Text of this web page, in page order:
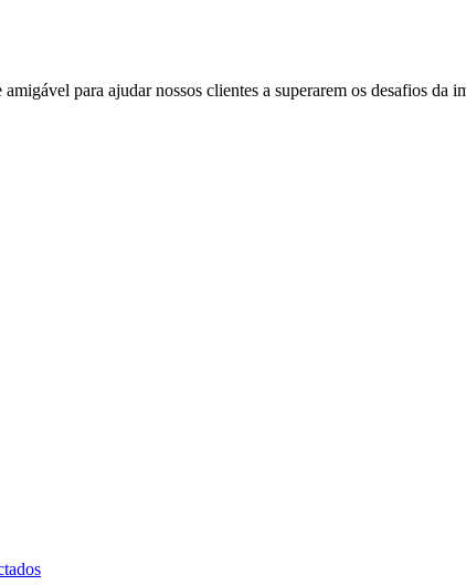
para ajudar nossos clientes a superarem os desafios da